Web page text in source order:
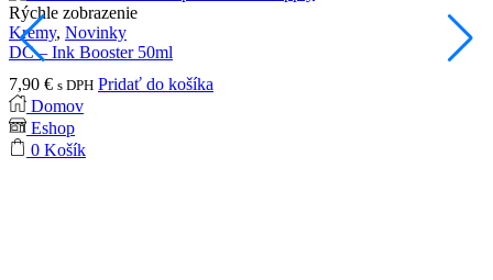
Rýchle zobrazenie
Krémy, Novinky
DC – Ink Booster 50ml
7,90 € s DPH Pridať do košíka
Domov
Eshop
0 Košík